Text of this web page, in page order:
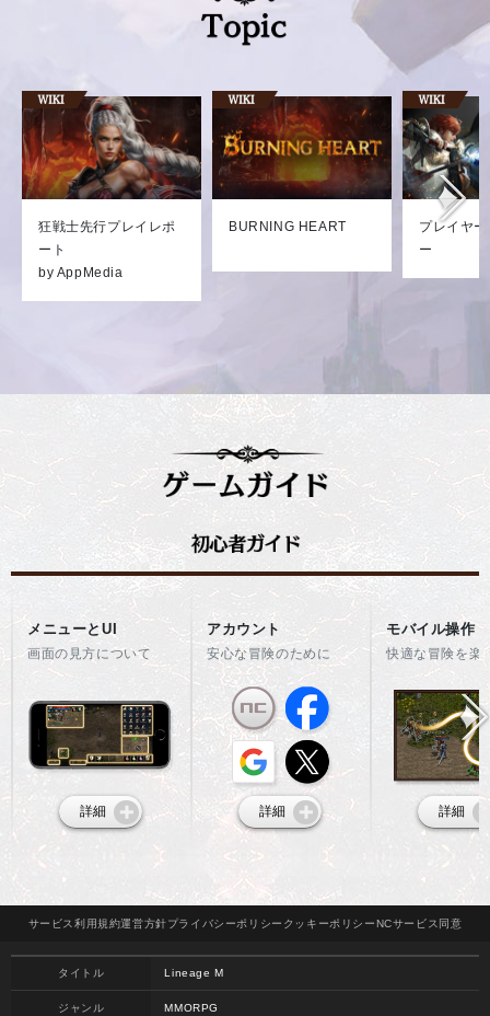
狂戦士先行プレイレポ
ート
by AppMedia
BURNING HEART
プレイヤ
ー
メニューとUI
画面の見方について
詳細
アカウント
安心な冒険のために
詳細
モバイル操作
快適な冒険を楽
詳細
サービス 利用規約運営方針プライバシーポリシー クッキーポリシーNCサービス 同意
タイトル Lineage M
ジャンル MMORPG